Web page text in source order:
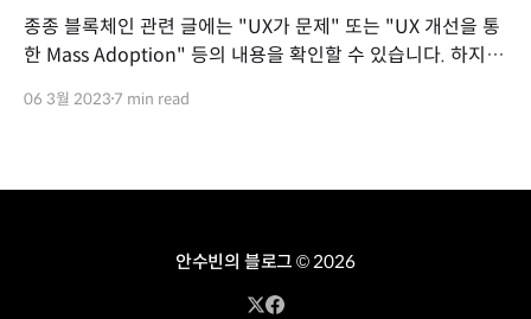
종종 블록체인 관련 글에는 "UX가 문제" 또는 "UX 개선을 통
한 Mass Adoption" 등의 내용을 확인할 수 있습니다. 하지만
쉬움이 남아, 짧게나마 UX에 대한 글을 틈틈히 써보려고 합니
06 3월 2023 7 min read
안수빈의 블로그 © 2026